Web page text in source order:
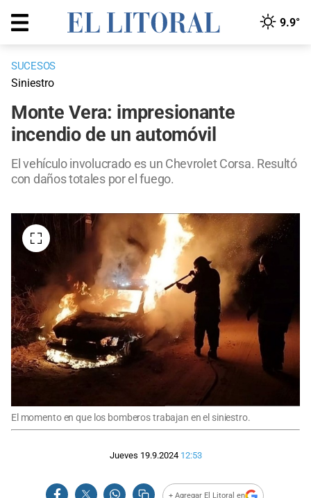
9.9°
SUCESOS
Siniestro
Monte Vera: impresionante
incendio de un automóvil
El vehículo involucrado es un Chevrolet Corsa. Resultó
con daños totales por el fuego.
El momento en que los bomberos trabajan en el siniestro.
Jueves 19.9.2024 12:53
+ Agregar El Litoral en